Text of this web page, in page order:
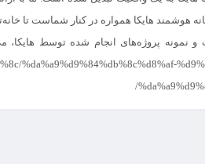
هوشمند هایکا همواره در کنار شماست تا
%da%a9%d9%84%db%8c%d8%af-